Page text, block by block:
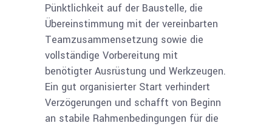
Pünktlichkeit auf der Bau­stelle, die
Übereinstimmung mit der vereinbarten
Teamzusammen­setzung sowie die
vollständige Vorberei­tung mit
benötigter Ausrüstung und Werkzeugen.
Ein gut organisierter Start verhindert
Verzögerungen und schafft von Beginn
an stabile Rahmenbedingungen für die